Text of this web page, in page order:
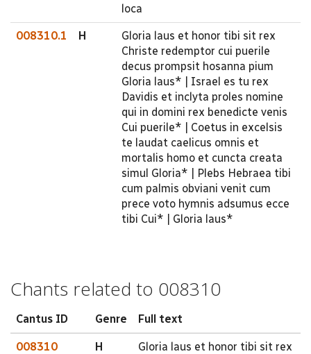
loca
008310.1 H
Gloria laus et honor tibi sit rex
Christe redemptor cui puerile
decus prompsit hosanna pium
Gloria laus* | Israel es tu rex
Davidis et inclyta proles nomine
qui in domini rex benedicte venis
Cui puerile* | Coetus in excelsis
te laudat caelicus omnis et
mortalis homo et cuncta creata
simul Gloria* | Plebs Hebraea tibi
cum palmis obviani venit cum
prece voto hymnis adsumus ecce
tibi Cui* | Gloria laus*
Chants related to 008310
Cantus ID Genre Full text
008310 H
Gloria laus et honor tibi sit rex